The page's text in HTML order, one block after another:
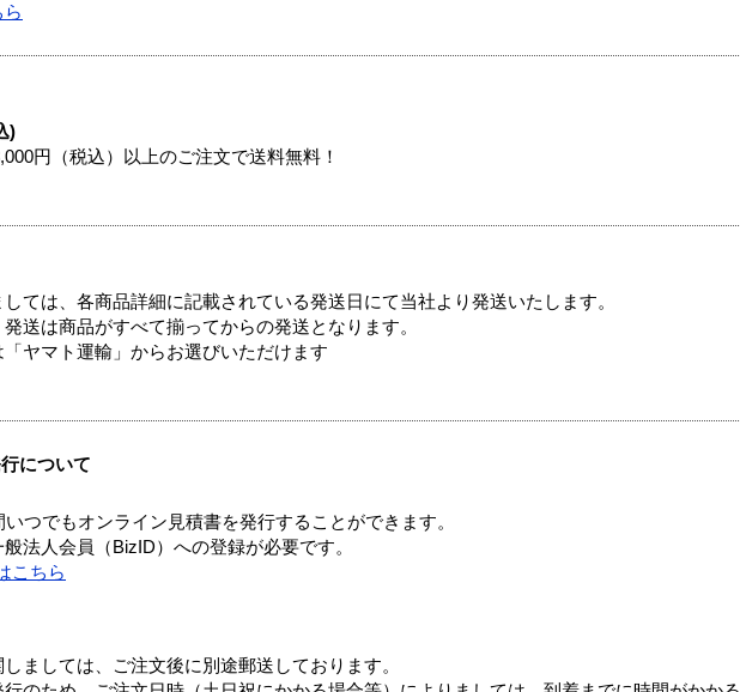
)
円（税込）以上のご注文で送料無料！
ては、各商品詳細に記載されている発送日にて当社より発送いたします。
送は商品がすべて揃ってからの発送となります。
ヤマト運輸」からお選びいただけます
について
つでもオンライン見積書を発行することができます。
法人会員（BizID）への登録が必要です。
こちら
ましては、ご注文後に別途郵送しております。